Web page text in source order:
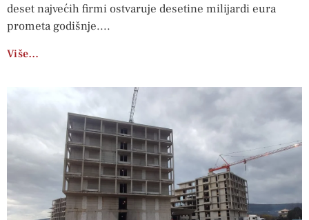
deset najvećih firmi ostvaruje desetine milijardi eura
prometa godišnje.
Više…